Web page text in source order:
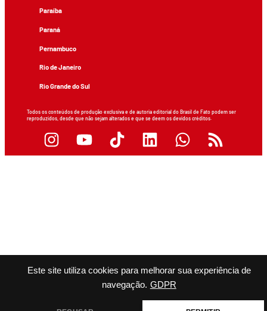
Este site utiliza cookies para melhorar sua experiência de
navegação. GDPR
Paraíba
Paraná
Pernambuco
Rio de Janeiro
Rio Grande do Sul
Todos os conteúdos de produção exclusiva e de autoria editorial do Brasil de Fato podem ser
reproduzidos, desde que não sejam alterados e que se deem os devidos créditos.